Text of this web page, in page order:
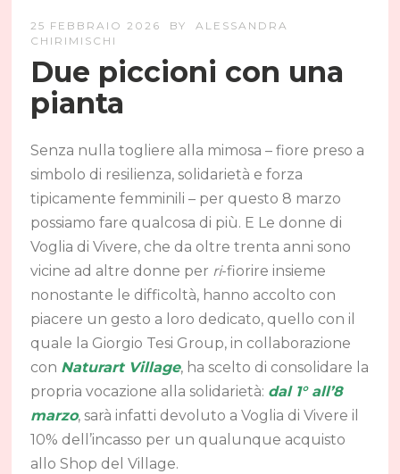
25 FEBBRAIO 2026 BY
ALESSANDRA
CHIRIMISCHI
Due piccioni con una
pianta
Senza nulla togliere alla mimosa – fiore preso a
simbolo di resilienza, solidarietà e forza
tipicamente femminili – per questo 8 marzo
possiamo fare qualcosa di più. E Le donne di
Voglia di Vivere, che da oltre trenta anni sono
vicine ad altre donne per ri-fiorire insieme
nonostante le difficoltà, hanno accolto con
piacere un gesto a loro dedicato, quello con il
quale la Giorgio Tesi Group, in collaborazione
con Naturart Village, ha scelto di consolidare la
propria vocazione alla solidarietà: dal 1° all’8
marzo, sarà infatti devoluto a Voglia di Vivere il
10% dell’incasso per un qualunque acquisto
allo Shop del Village.